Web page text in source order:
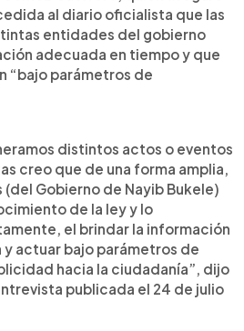
al diario oficialista que las
entidades del gobierno
adecuada en tiempo y que
“bajo parámetros de
distintos actos o eventos
creo que de una forma amplia,
Gobierno de Nayib Bukele)
de la ley y lo
el brindar la información
actuar bajo parámetros de
hacia la ciudadanía”, dijo
publicada el 24 de julio